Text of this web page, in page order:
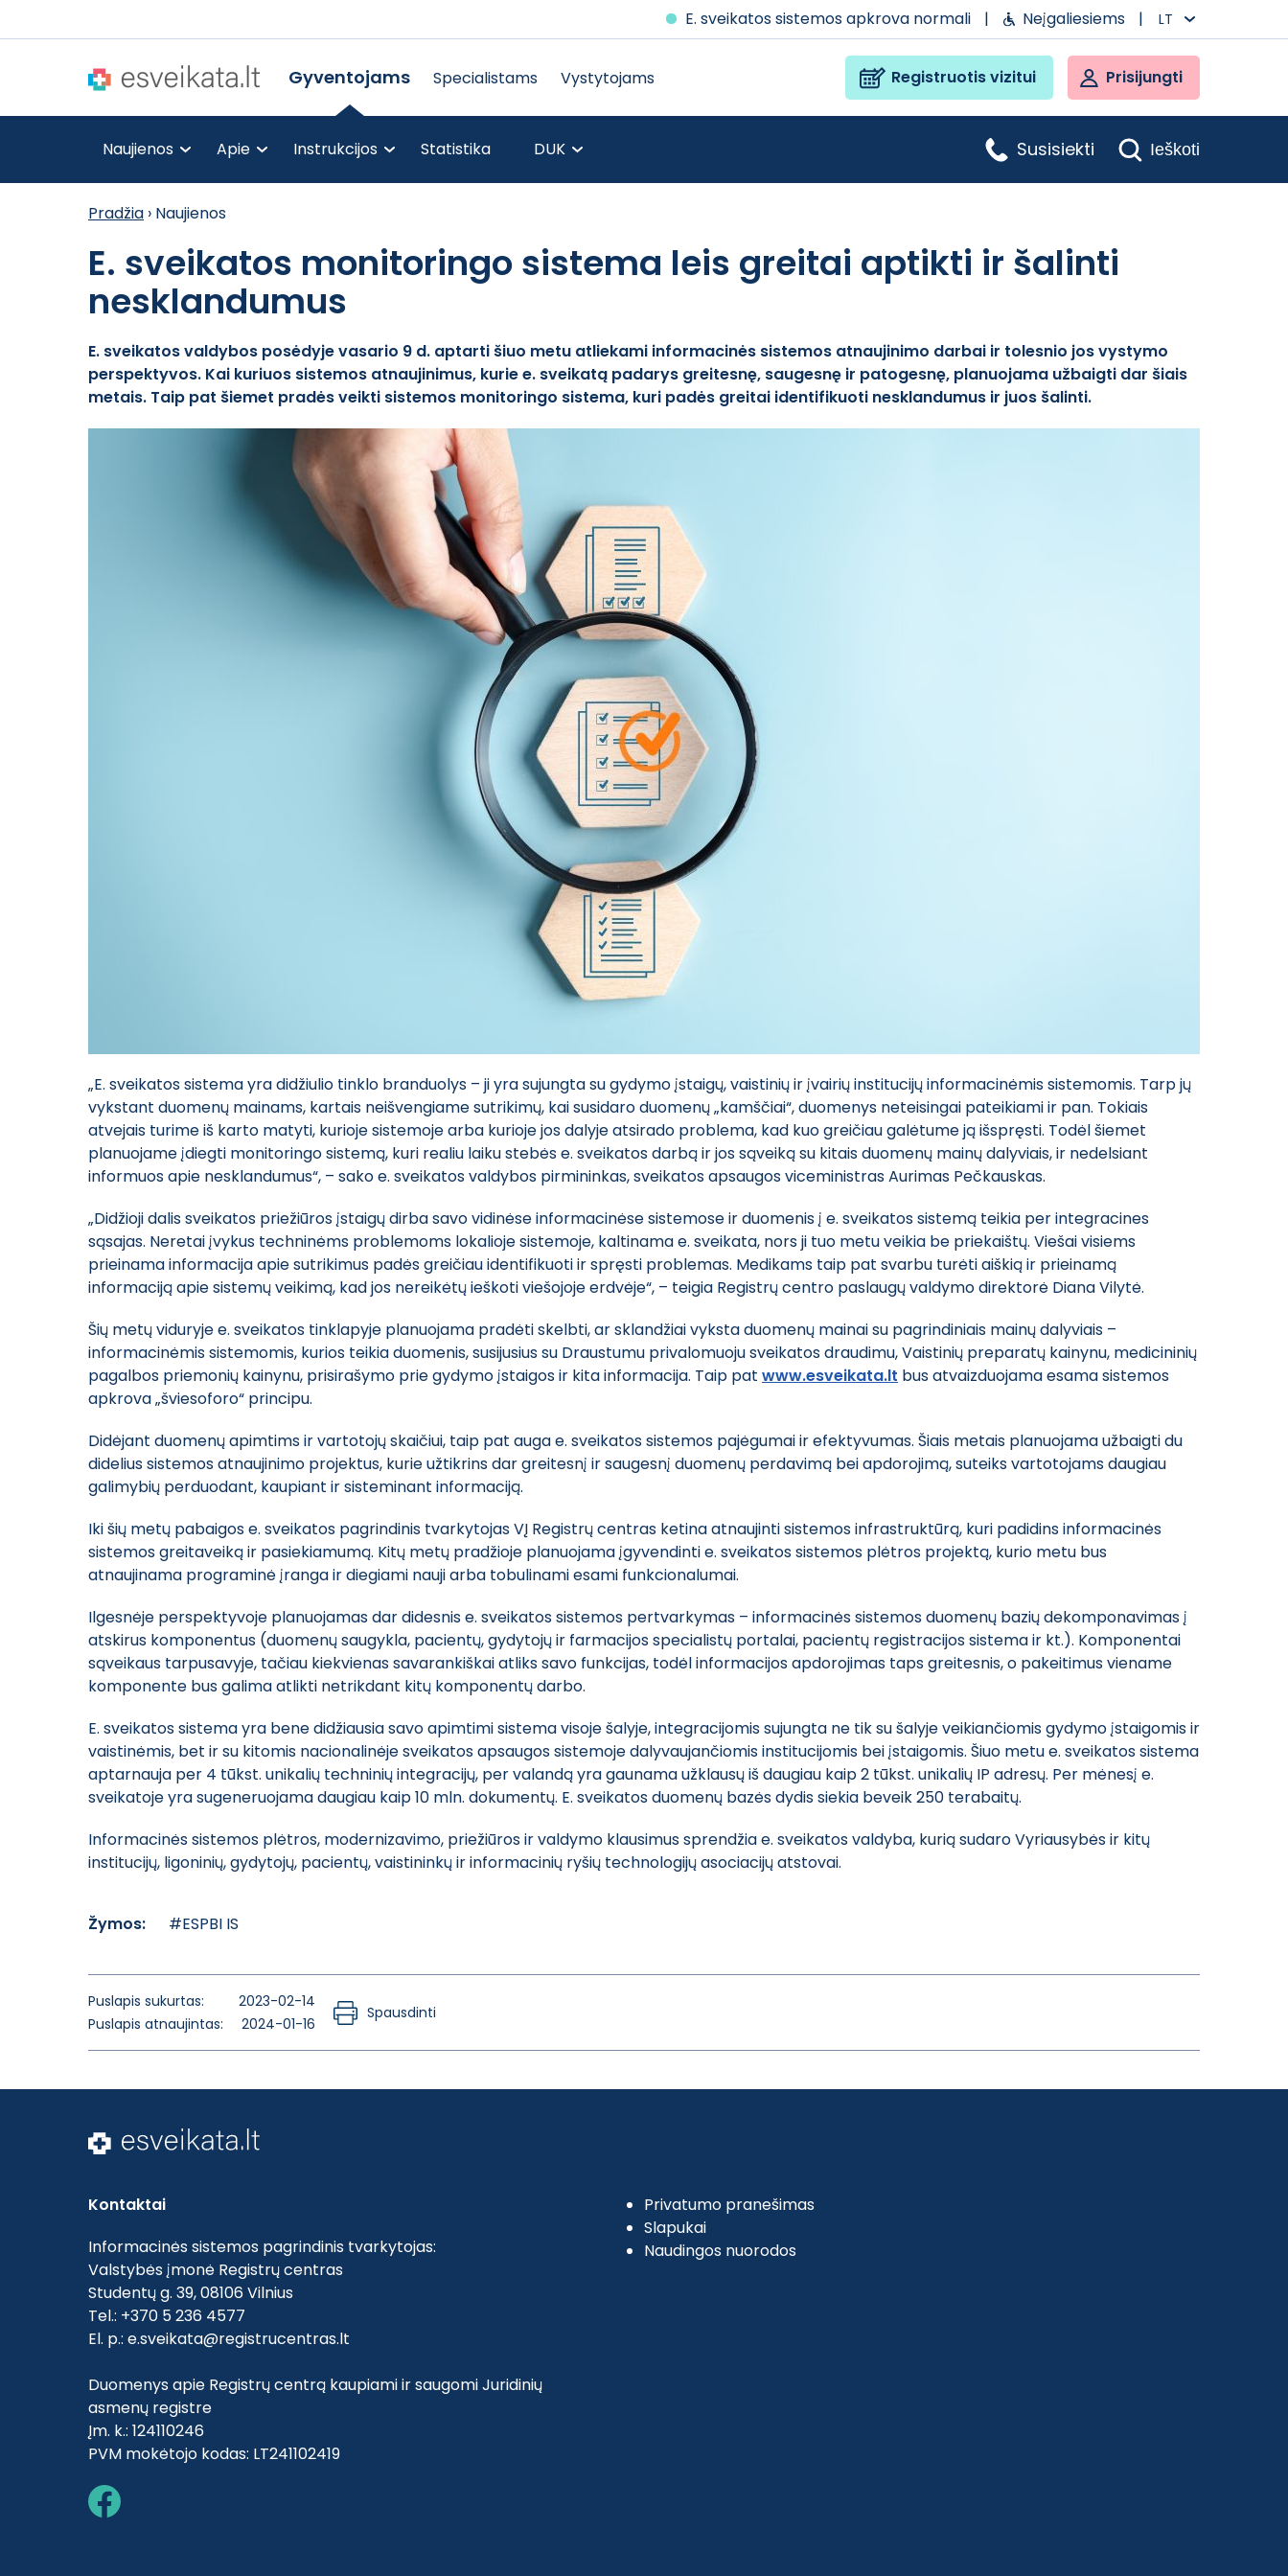
E. sveikatos sistemos apkrova normali | Neįgaliesiems | LT
Gyventojams Specialistams Vystytojams Registruotis vizitui Prisijungti
Naujienos Apie Instrukcijos Statistika DUK Susisiekti Ieškoti
Pradžia › Naujienos
E. sveikatos monitoringo sistema leis greitai aptikti ir šalinti
nesklandumus
E. sveikatos valdybos posėdyje vasario 9 d. aptarti šiuo metu atliekami informacinės sistemos atnaujinimo darbai ir tolesnio jos vystymo
perspektyvos. Kai kuriuos sistemos atnaujinimus, kurie e. sveikatą padarys greitesnę, saugesnę ir patogesnę, planuojama užbaigti dar šiais
metais. Taip pat šiemet pradės veikti sistemos monitoringo sistema, kuri padės greitai identifikuoti nesklandumus ir juos šalinti.
„E. sveikatos sistema yra didžiulio tinklo branduolys – ji yra sujungta su gydymo įstaigų, vaistinių ir įvairių institucijų informacinėmis sistemomis. Tarp jų
vykstant duomenų mainams, kartais neišvengiame sutrikimų, kai susidaro duomenų „kamščiai“, duomenys neteisingai pateikiami ir pan. Tokiais
atvejais turime iš karto matyti, kurioje sistemoje arba kurioje jos dalyje atsirado problema, kad kuo greičiau galėtume ją išspręsti. Todėl šiemet
planuojame įdiegti monitoringo sistemą, kuri realiu laiku stebės e. sveikatos darbą ir jos sąveiką su kitais duomenų mainų dalyviais, ir nedelsiant
informuos apie nesklandumus“, – sako e. sveikatos valdybos pirmininkas, sveikatos apsaugos viceministras Aurimas Pečkauskas.
„Didžioji dalis sveikatos priežiūros įstaigų dirba savo vidinėse informacinėse sistemose ir duomenis į e. sveikatos sistemą teikia per integracines
sąsajas. Neretai įvykus techninėms problemoms lokalioje sistemoje, kaltinama e. sveikata, nors ji tuo metu veikia be priekaištų. Viešai visiems
prieinama informacija apie sutrikimus padės greičiau identifikuoti ir spręsti problemas. Medikams taip pat svarbu turėti aiškią ir prieinamą
informaciją apie sistemų veikimą, kad jos nereikėtų ieškoti viešojoje erdvėje“, – teigia Registrų centro paslaugų valdymo direktorė Diana Vilytė.
Šių metų viduryje e. sveikatos tinklapyje planuojama pradėti skelbti, ar sklandžiai vyksta duomenų mainai su pagrindiniais mainų dalyviais –
informacinėmis sistemomis, kurios teikia duomenis, susijusius su Draustumu privalomuoju sveikatos draudimu, Vaistinių preparatų kainynu, medicininių
pagalbos priemonių kainynu, prisirašymo prie gydymo įstaigos ir kita informacija. Taip pat www.esveikata.lt bus atvaizduojama esama sistemos
apkrova „šviesoforo“ principu.
Didėjant duomenų apimtims ir vartotojų skaičiui, taip pat auga e. sveikatos sistemos pajėgumai ir efektyvumas. Šiais metais planuojama užbaigti du
didelius sistemos atnaujinimo projektus, kurie užtikrins dar greitesnį ir saugesnį duomenų perdavimą bei apdorojimą, suteiks vartotojams daugiau
galimybių perduodant, kaupiant ir sisteminant informaciją.
Iki šių metų pabaigos e. sveikatos pagrindinis tvarkytojas VĮ Registrų centras ketina atnaujinti sistemos infrastruktūrą, kuri padidins informacinės
sistemos greitaveiką ir pasiekiamumą. Kitų metų pradžioje planuojama įgyvendinti e. sveikatos sistemos plėtros projektą, kurio metu bus
atnaujinama programinė įranga ir diegiami nauji arba tobulinami esami funkcionalumai.
Ilgesnėje perspektyvoje planuojamas dar didesnis e. sveikatos sistemos pertvarkymas – informacinės sistemos duomenų bazių dekomponavimas į
atskirus komponentus (duomenų saugykla, pacientų, gydytojų ir farmacijos specialistų portalai, pacientų registracijos sistema ir kt.). Komponentai
sąveikaus tarpusavyje, tačiau kiekvienas savarankiškai atliks savo funkcijas, todėl informacijos apdorojimas taps greitesnis, o pakeitimus viename
komponente bus galima atlikti netrikdant kitų komponentų darbo.
E. sveikatos sistema yra bene didžiausia savo apimtimi sistema visoje šalyje, integracijomis sujungta ne tik su šalyje veikiančiomis gydymo įstaigomis ir
vaistinėmis, bet ir su kitomis nacionalinėje sveikatos apsaugos sistemoje dalyvaujančiomis institucijomis bei įstaigomis. Šiuo metu e. sveikatos sistema
aptarnauja per 4 tūkst. unikalių techninių integracijų, per valandą yra gaunama užklausų iš daugiau kaip 2 tūkst. unikalių IP adresų. Per mėnesį e.
sveikatoje yra sugeneruojama daugiau kaip 10 mln. dokumentų. E. sveikatos duomenų bazės dydis siekia beveik 250 terabaitų.
Informacinės sistemos plėtros, modernizavimo, priežiūros ir valdymo klausimus sprendžia e. sveikatos valdyba, kurią sudaro Vyriausybės ir kitų
institucijų, ligoninių, gydytojų, pacientų, vaistininkų ir informacinių ryšių technologijų asociacijų atstovai.
Žymos: #ESPBI IS
Puslapis sukurtas:
Puslapis atnaujintas:
2023-02-14
2024-01-16
Spausdinti
Kontaktai
Informacinės sistemos pagrindinis tvarkytojas:
Valstybės įmonė Registrų centras
Studentų g. 39, 08106 Vilnius
Tel.: +370 5 236 4577
El. p.: e.sveikata@registrucentras.lt
Duomenys apie Registrų centrą kaupiami ir saugomi Juridinių
asmenų registre
Įm. k.: 124110246
PVM mokėtojo kodas: LT241102419
Privatumo pranešimas
Slapukai
Naudingos nuorodos